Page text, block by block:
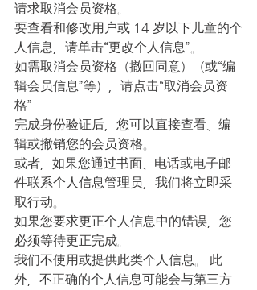
请求取消会员资格。
要查看和修改用户或 14 岁以下儿童的个
人信息，请单击“更改个人信息”。
如需取消会员资格（撤回同意）（或“编
辑会员信息”等），请点击“取消会员资
格”
完成身份验证后，您可以直接查看、编
辑或撤销您的会员资格。
或者，如果您通过书面、电话或电子邮
件联系个人信息管理员，我们将立即采
取行动。
如果您要求更正个人信息中的错误，您
必须等待更正完成。
我们不使用或提供此类个人信息。 此
外，不正确的个人信息可能会与第三方